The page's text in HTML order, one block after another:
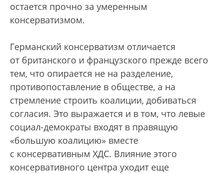
остается прочно за умеренным
консерватизмом.
Германский консерватизм отличается
от британского и французского прежде всего
тем, что опирается не на разделение,
противопоставление в обществе, а на
стремление строить коалиции, добиваться
согласия. Это выражается и в том, что левые
социал-демократы входят в правящую
«большую коалицию» вместе
с консервативным ХДС. Влияние этого
консервативного центра уходит еще